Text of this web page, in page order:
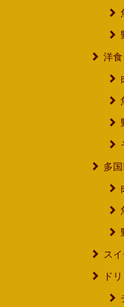
洋
多
ス
ド